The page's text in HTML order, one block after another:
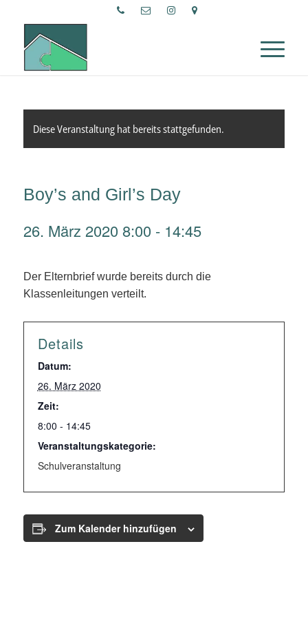
Diese Veranstaltung hat bereits stattgefunden.
Boy’s and Girl’s Day
26. März 2020 8:00 - 14:45
Der Elternbrief wurde bereits durch die
Klassenleitungen verteilt.
Details
Datum:
26. März 2020
Zeit:
8:00 - 14:45
Veranstaltungskategorie:
Schulveranstaltung
Zum Kalender hinzufügen